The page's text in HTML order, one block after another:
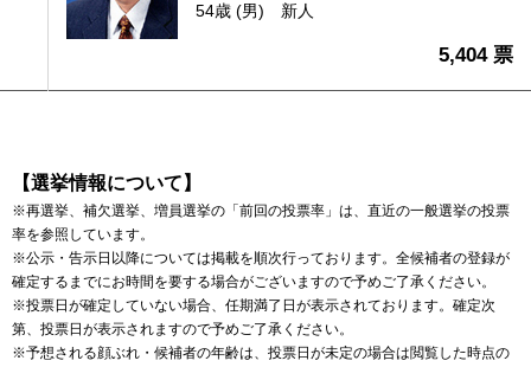
54歳 (男) 新人
5,404 票
【選挙情報について】
※再選挙、補欠選挙、増員選挙の「前回の投票率」は、直近の一般選挙の投票
率を参照しています。
※公示・告示日以降については掲載を順次行っております。全候補者の登録が
確定するまでにお時間を要する場合がございますので予めご了承ください。
※投票日が確定していない場合、任期満了日が表示されております。確定次
第、投票日が表示されますので予めご了承ください。
※予想される顔ぶれ・候補者の年齢は、投票日が未定の場合は閲覧した時点の